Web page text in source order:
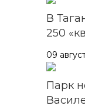
В
250
09
Парк